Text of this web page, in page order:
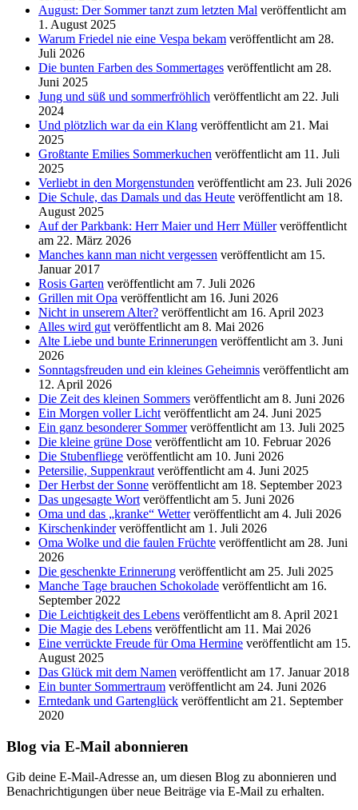
August: Der Sommer tanzt zum letzten Mal veröffentlicht am
1. August 2025
Warum Friedel nie eine Vespa bekam veröffentlicht am 28.
Juli 2026
Die bunten Farben des Sommertages veröffentlicht am 28.
Juni 2025
Jung und süß und sommerfröhlich veröffentlicht am 22. Juli
2024
Und plötzlich war da ein Klang veröffentlicht am 21. Mai
2025
Großtante Emilies Sommerkuchen veröffentlicht am 11. Juli
2025
Verliebt in den Morgenstunden veröffentlicht am 23. Juli 2026
Die Schule, das Damals und das Heute veröffentlicht am 18.
August 2025
Auf der Parkbank: Herr Maier und Herr Müller veröffentlicht
am 22. März 2026
Manches kann man nicht vergessen veröffentlicht am 15.
Januar 2017
Rosis Garten veröffentlicht am 7. Juli 2026
Grillen mit Opa veröffentlicht am 16. Juni 2026
Nicht in unserem Alter? veröffentlicht am 16. April 2023
Alles wird gut veröffentlicht am 8. Mai 2026
Alte Liebe und bunte Erinnerungen veröffentlicht am 3. Juni
2026
Sonntagsfreuden und ein kleines Geheimnis veröffentlicht am
12. April 2026
Die Zeit des kleinen Sommers veröffentlicht am 8. Juni 2026
Ein Morgen voller Licht veröffentlicht am 24. Juni 2025
Ein ganz besonderer Sommer veröffentlicht am 13. Juli 2025
Die kleine grüne Dose veröffentlicht am 10. Februar 2026
Die Stubenfliege veröffentlicht am 10. Juni 2026
Petersilie, Suppenkraut veröffentlicht am 4. Juni 2025
Der Herbst der Sonne veröffentlicht am 18. September 2023
Das ungesagte Wort veröffentlicht am 5. Juni 2026
Oma und das „kranke“ Wetter veröffentlicht am 4. Juli 2026
Kirschenkinder veröffentlicht am 1. Juli 2026
Oma Wolke und die faulen Früchte veröffentlicht am 28. Juni
2026
Die geschenkte Erinnerung veröffentlicht am 25. Juli 2025
Manche Tage brauchen Schokolade veröffentlicht am 16.
September 2022
Die Leichtigkeit des Lebens veröffentlicht am 8. April 2021
Die Magie des Lebens veröffentlicht am 11. Mai 2026
Eine verrückte Freude für Oma Hermine veröffentlicht am 15.
August 2025
Das Glück mit dem Namen veröffentlicht am 17. Januar 2018
Ein bunter Sommertraum veröffentlicht am 24. Juni 2026
Erntedank und Gartenglück veröffentlicht am 21. September
2020
Blog via E-Mail abonnieren
Gib deine E-Mail-Adresse an, um diesen Blog zu abonnieren und
Benachrichtigungen über neue Beiträge via E-Mail zu erhalten.